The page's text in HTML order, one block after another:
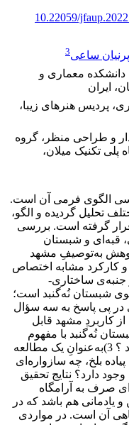
10.22059/
پرنیان ساعی3
معماری و
ایران
پردیس هنرهای زیبا،
و طراحى منظر، گروه
پلى تکنیک میلان،
الگوی فرمی آن است.
تحلیل گردیده و الگو،
گرفته است. بررسی
قبه‌ای و شبستان
به‌توصیفِ مشهد
و کارکرد مشابه اختصاص
جنبه‌ی ساختاری-
شبستان نُه‌گنبد است؛
در پی پاسخ به سه سؤال
از کاربردِ مشهد قابل
بین شبستان نُه‌گنبد با مفهوم
مشهد و سیرِ تکامل و تداوم آن وجود دارد ؟ 3)به‌عنوانِ یک مطالعه
بلخ، چه سازواره‌ای
دارد؟ نتایج تحقیق
صرف به آرامگاه
یادمانی هم باشد که در
آن است. در مواردی